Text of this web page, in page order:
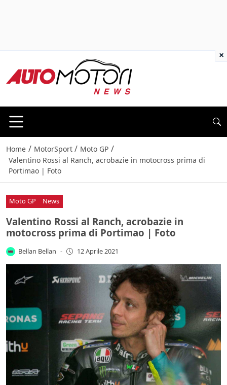
Home / MotorSport / Moto GP /
Valentino Rossi al Ranch, acrobazie in motocross prima di
Portimao | Foto
Moto GP News
Valentino Rossi al Ranch, acrobazie in
motocross prima di Portimao | Foto
Bellan Bellan - 12 Aprile 2021
×